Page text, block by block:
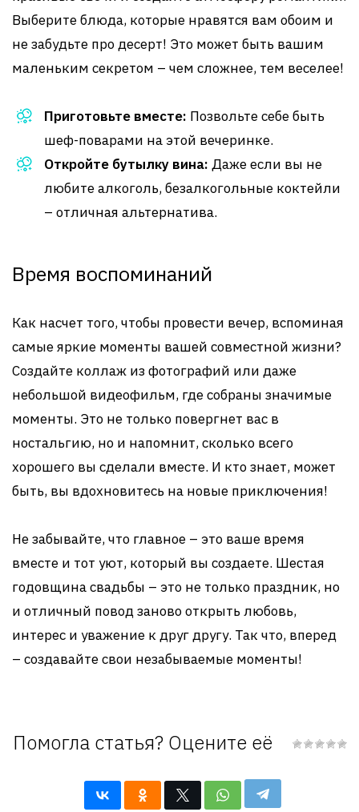
Выберите блюда, которые нравятся вам обоим и
не забудьте про десерт! Это может быть вашим
маленьким секретом – чем сложнее, тем веселее!
Приготовьте вместе: Позвольте себе быть
шеф-поварами на этой вечеринке.
Откройте бутылку вина: Даже если вы не
любите алкоголь, безалкогольные коктейли
– отличная альтернатива.
Время воспоминаний
Как насчет того, чтобы провести вечер, вспоминая
самые яркие моменты вашей совместной жизни?
Создайте коллаж из фотографий или даже
небольшой видеофильм, где собраны значимые
моменты. Это не только повергнет вас в
ностальгию, но и напомнит, сколько всего
хорошего вы сделали вместе. И кто знает, может
быть, вы вдохновитесь на новые приключения!
Не забывайте, что главное – это ваше время
вместе и тот уют, который вы создаете. Шестая
годовщина свадьбы – это не только праздник, но
и отличный повод заново открыть любовь,
интерес и уважение к друг другу. Так что, вперед
– создавайте свои незабываемые моменты!
Помогла статья? Оцените её